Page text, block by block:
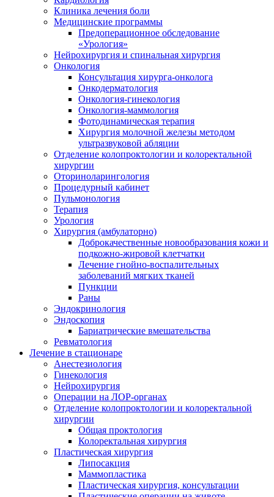
Клиника лечения боли
Медицинские программы
Предоперационное обследование
«Урология»
Нейрохирургия и спинальная хирургия
Онкология
Консультация хирурга-онколога
Онкодерматология
Онкология-гинекология
Онкология-маммология
Фотодинамическая терапия
Хирургия молочной железы методом
ультразвуковой абляции
Отделение колопроктологии и колоректальной
хирургии
Оториноларингология
Процедурный кабинет
Пульмонология
Терапия
Урология
Хирургия (амбулаторно)
Доброкачественные новообразования кожи и
подкожно-жировой клетчатки
Лечение гнойно-воспалительных
заболеваний мягких тканей
Пункции
Раны
Эндокринология
Эндоскопия
Бариатрические вмешательства
Ревматология
Лечение в стационаре
Анестезиология
Гинекология
Нейрохирургия
Операции на ЛОР-органах
Отделение колопроктологии и колоректальной
хирургии
Общая проктология
Колоректальная хирургия
Пластическая хирургия
Липосакция
Маммопластика
Пластическая хирургия, консультации